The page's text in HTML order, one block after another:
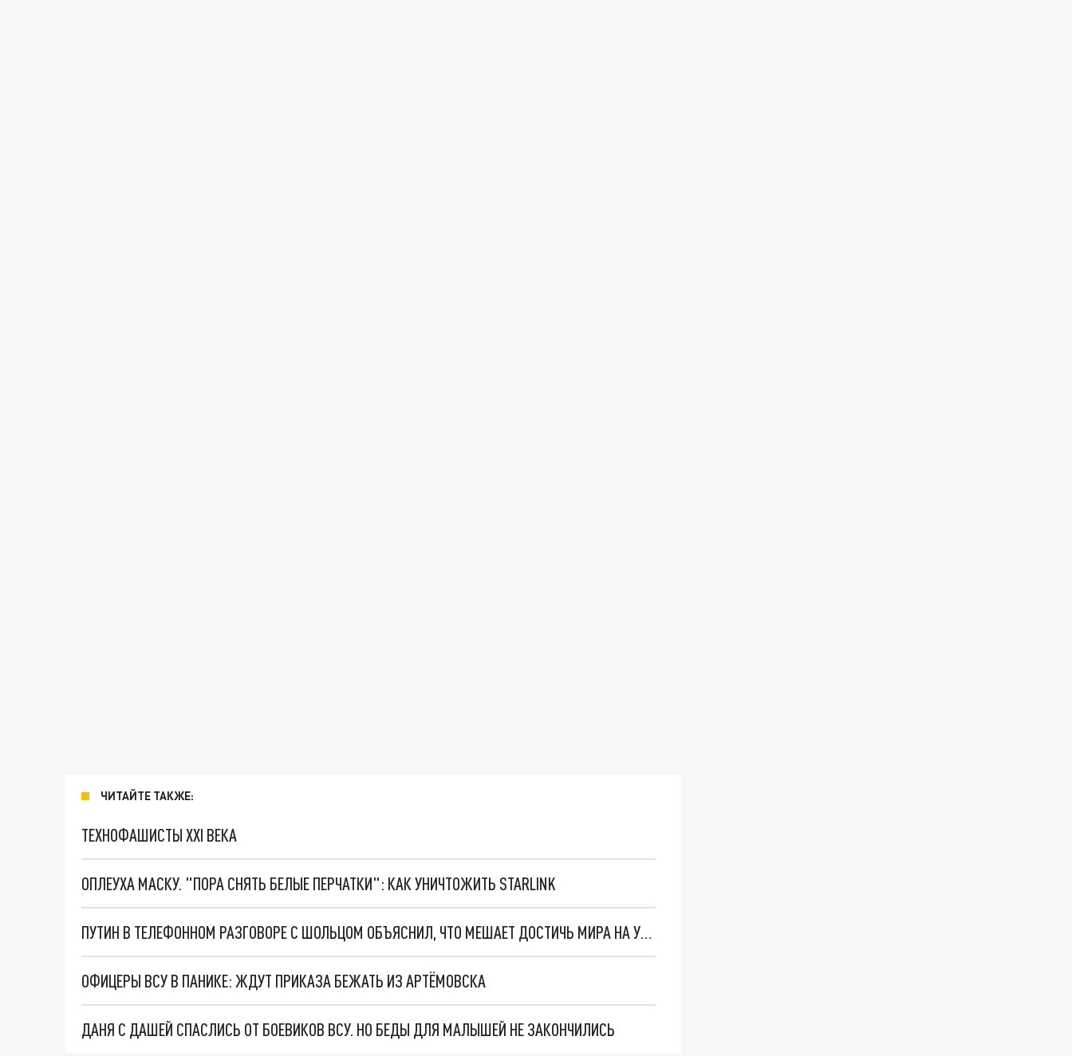
ЧИТАЙТЕ ТАКЖЕ:
ТЕХНОФАШИСТЫ XXI ВЕКА
ОПЛЕУХА МАСКУ. "ПОРА СНЯТЬ БЕЛЫЕ ПЕРЧАТКИ": КАК УНИЧТОЖИТЬ STARLINK
ПУТИН В ТЕЛЕФОННОМ РАЗГОВОРЕ С ШОЛЬЦОМ ОБЪЯСНИЛ, ЧТО МЕШАЕТ ДОСТИЧЬ МИРА НА УКРАИНЕ
ОФИЦЕРЫ ВСУ В ПАНИКЕ: ЖДУТ ПРИКАЗА БЕЖАТЬ ИЗ АРТЁМОВСКА
ДАНЯ С ДАШЕЙ СПАСЛИСЬ ОТ БОЕВИКОВ ВСУ. НО БЕДЫ ДЛЯ МАЛЫШЕЙ НЕ ЗАКОНЧИЛИСЬ